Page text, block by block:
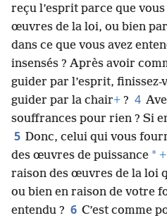
reçu l’esprit parce que
œuvres de la loi, ou bien
dans ce que vous avez
insensés ? Après avoir
guider par l’esprit, finissez-​
guider par la chair+ ? 4
souffrances pour rien ? Si
5 Donc, celui qui vous
des œuvres de puissance * +
raison des œuvres de la loi
ou bien en raison de votre
entendu ? 6 C’est comme